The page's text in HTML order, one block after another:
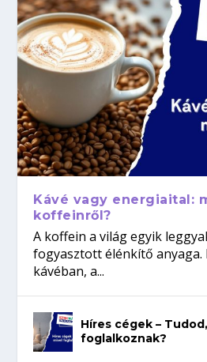
Kávé vagy energiaital:
koffeinről?
A koffein a világ egyik
fogyasztott élénkítő anyaga.
kávéban, a...
Híres cégek –
foglalkoznak?